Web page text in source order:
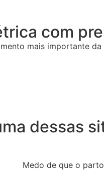
com
mais importante da
dessas
Medo de que o